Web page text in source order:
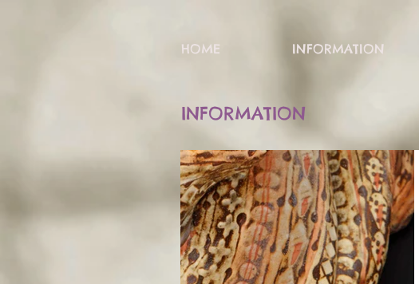
HOME INFORMATION
INFORMATION